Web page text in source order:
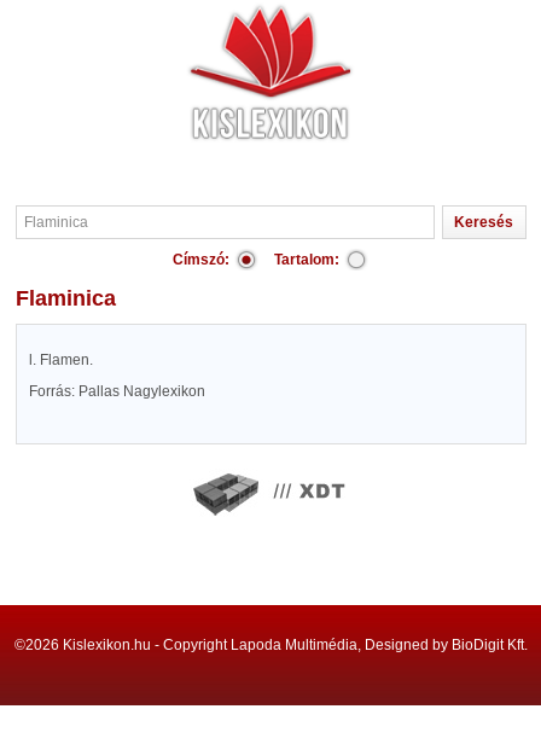
Címszó: Tartalom:
Flaminica
l. Flamen.
Forrás: Pallas Nagylexikon
©2026 Kislexikon.hu - Copyright Lapoda Multimédia, Designed by BioDigit Kft.